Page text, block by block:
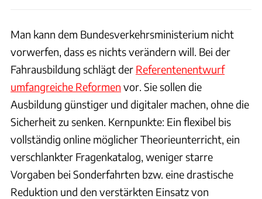
Man kann dem Bundesverkehrsministerium nicht
vorwerfen, dass es nichts verändern will. Bei der
Fahrausbildung schlägt der Referentenentwurf
umfangreiche Reformen vor. Sie sollen die
Ausbildung günstiger und digitaler machen, ohne die
Sicherheit zu senken. Kernpunkte: Ein flexibel bis
vollständig online möglicher Theorieunterricht, ein
verschlankter Fragenkatalog, weniger starre
Vorgaben bei Sonderfahrten bzw. eine drastische
Reduktion und den verstärkten Einsatz von